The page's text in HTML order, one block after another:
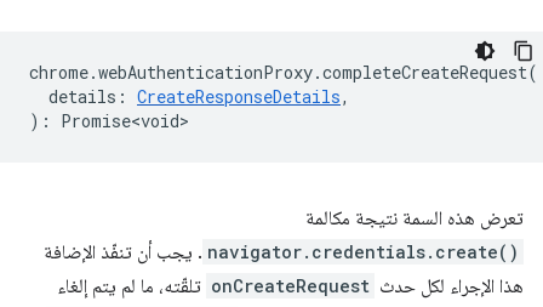
chrome.webAuthenticationProxy.completeCreateRequest(
details : CreateResponseDetails,
) : Promise<void>
تعرض هذه السمة نتيجة مكالمة
navigator.credentials.create() . يجب أن تنفّذ الإضافة
هذا الإجراء لكل حدث onCreateRequest تلقّته، ما لم يتم إلغاء